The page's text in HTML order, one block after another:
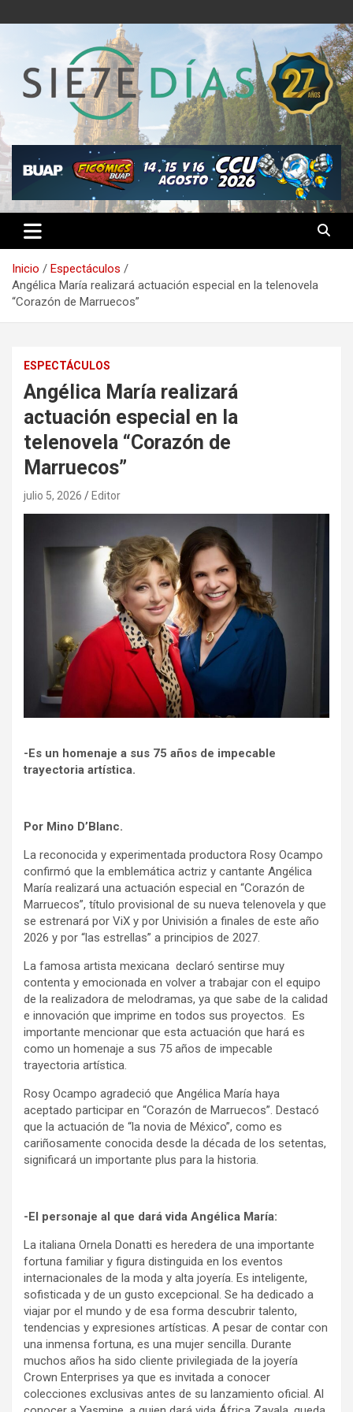
al
Semanario 7 Días
Inicio
Espectáculos
Angélica María realizará actuación especial en la telenovela
“Corazón de Marruecos”
ESPECTÁCULOS
Angélica María realizará
actuación especial en la
telenovela “Corazón de
Marruecos”
julio 5, 2026 Editor
-Es un homenaje a sus 75 años de impecable
trayectoria artística.
Por Mino D’Blanc.
La reconocida y experimentada productora Rosy Ocampo
confirmó que la emblemática actriz y cantante Angélica
María realizará una actuación especial en “Corazón de
Marruecos”, título provisional de su nueva telenovela y que
se estrenará por ViX y por Univisión a finales de este año
2026 y por “las estrellas” a principios de 2027.
La famosa artista mexicana declaró sentirse muy
contenta y emocionada en volver a trabajar con el equipo
de la realizadora de melodramas, ya que sabe de la calidad
e innovación que imprime en todos sus proyectos. Es
importante mencionar que esta actuación que hará es
como un homenaje a sus 75 años de impecable
trayectoria artística.
Rosy Ocampo agradeció que Angélica María haya
aceptado participar en “Corazón de Marruecos”. Destacó
que la actuación de “la novia de México”, como es
cariñosamente conocida desde la década de los setentas,
significará un importante plus para la historia.
-El personaje al que dará vida Angélica María:
La italiana Ornela Donatti es heredera de una importante
fortuna familiar y figura distinguida en los eventos
internacionales de la moda y alta joyería. Es inteligente,
sofisticada y de un gusto excepcional. Se ha dedicado a
viajar por el mundo y de esa forma descubrir talento,
tendencias y expresiones artísticas. A pesar de contar con
una inmensa fortuna, es una mujer sencilla. Durante
muchos años ha sido cliente privilegiada de la joyería
Crown Enterprises ya que es invitada a conocer
colecciones exclusivas antes de su lanzamiento oficial. Al